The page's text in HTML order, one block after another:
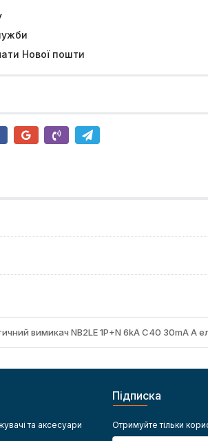
Нової пошти
вимикач NB2LE 1P+N 6kA C40 30mA A
та аксесуари
Підписка
Отримуйте тільки